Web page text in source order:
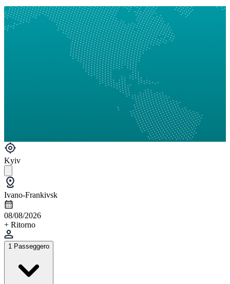
Kyiv
Ivano-Frankivsk
08/08/2026
+ Ritorno
1 Passeggero